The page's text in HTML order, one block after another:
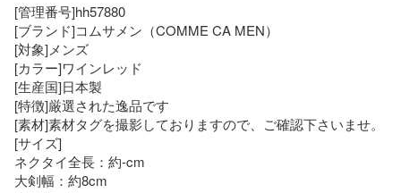
[管理番号]hh57880
[ブランド]コムサメン（COMME CA MEN）
[対象]メンズ
[カラー]ワインレッド
[生産国]日本製
[特徴]厳選された逸品です
[素材]素材タグを撮影しておりますので、ご確認下さいませ。
[サイズ]
ネクタイ全長：約-cm
大剣幅：約8cm